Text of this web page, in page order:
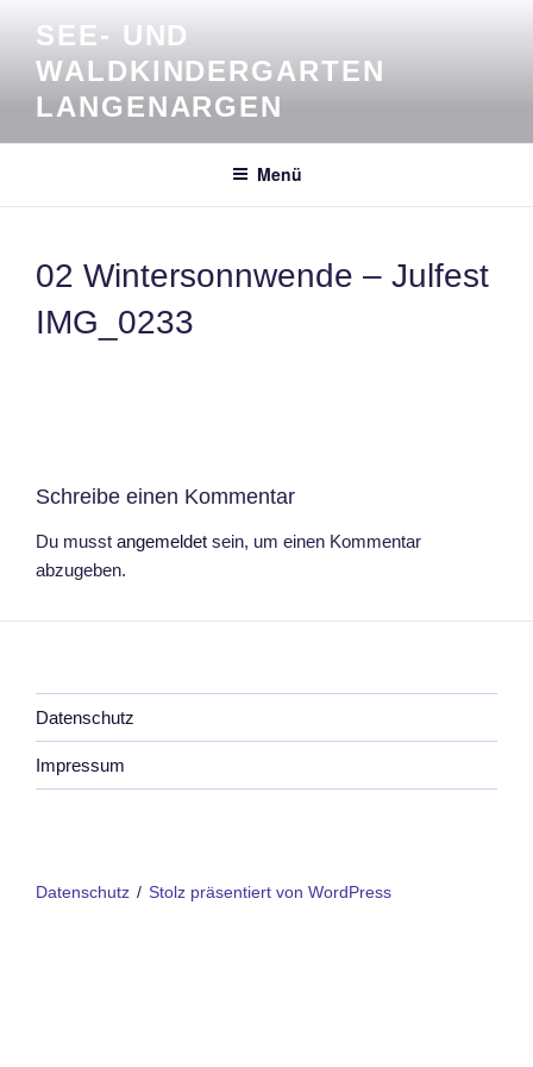
Inhalt
springen
SEE- UND
WALDKINDERGARTEN
LANGENARGEN
Menü
02 Wintersonnwende – Julfest
IMG_0233
Schreibe einen Kommentar
Du musst angemeldet sein, um einen Kommentar
abzugeben.
Datenschutz
Impressum
Datenschutz Stolz präsentiert von WordPress